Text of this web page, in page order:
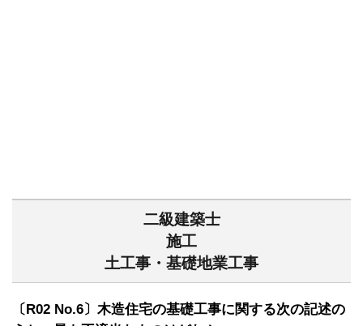
二級建築士
施工
土工事・基礎地業工事
〔R02 No.6〕木造住宅の基礎工事に関する次の記述の